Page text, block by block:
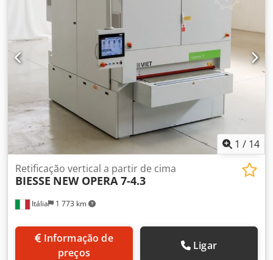
1 / 14
Itália 1 773 km
Retificação vertical a partir de cima
BIESSE NEW OPERA 7-4.3
preços
Ligar